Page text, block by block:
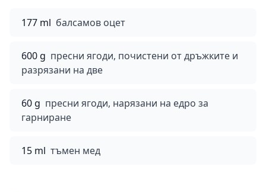
177 ml балсамов оцет
600 g пресни ягоди, почистени от дръжките и
разрязани на две
60 g пресни ягоди, нарязани на едро за
гарниране
15 ml тъмен мед